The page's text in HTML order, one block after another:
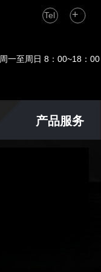
Tel +
周一至周日 8：00~18：00
产品服务